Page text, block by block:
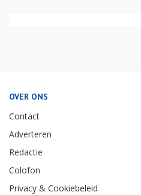
OVER ONS
Contact
Adverteren
Redactie
Colofon
Privacy & Cookiebeleid